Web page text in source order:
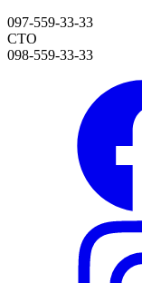
097-559-33-33
СТО
098-559-33-33